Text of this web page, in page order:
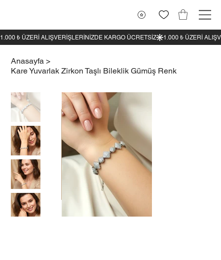
Anasayfa >
Kare Yuvarlak Zirkon Taşlı Bileklik Gümüş Renk
1.000 ₺ ÜZERI ALIŞVERIŞLERINIZDE KARGO ÜCRETSIZ